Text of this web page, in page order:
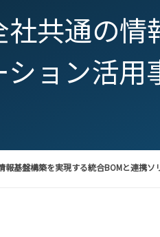
共通の
ョン活用
基盤構築を実現する統合BOMと連携ソ